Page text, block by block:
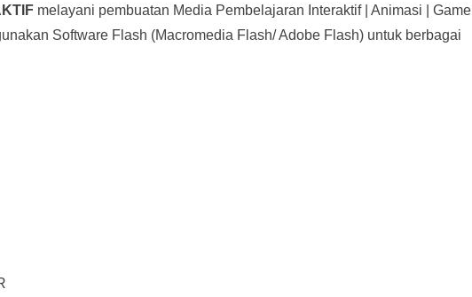
melayani pembuatan Media Pembelajaran Interaktif| Animasi | Game |
Software Flash (Macromedia Flash/ Adobe Flash) untuk berbagai